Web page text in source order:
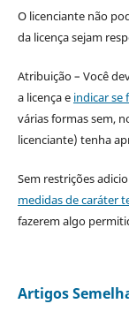
O licenciante não
da licença sejam
Atribuição – Você
a licença e indicar se
várias formas sem,
licenciante) tenha
Sem restrições
medidas de caráter
fazerem algo
Artigos